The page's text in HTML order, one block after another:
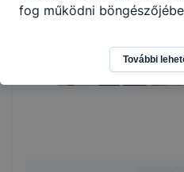
fog működni
További